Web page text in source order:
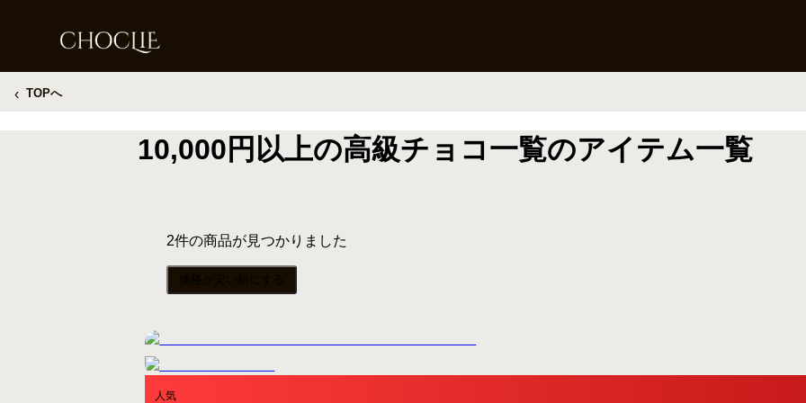
‹ TOPへ
10,000円以上の高級チョコ一覧のアイテム一覧
2件の商品が見つかりました
人気